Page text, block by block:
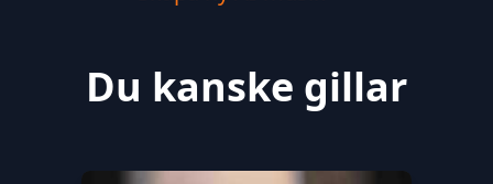
Du kanske gillar